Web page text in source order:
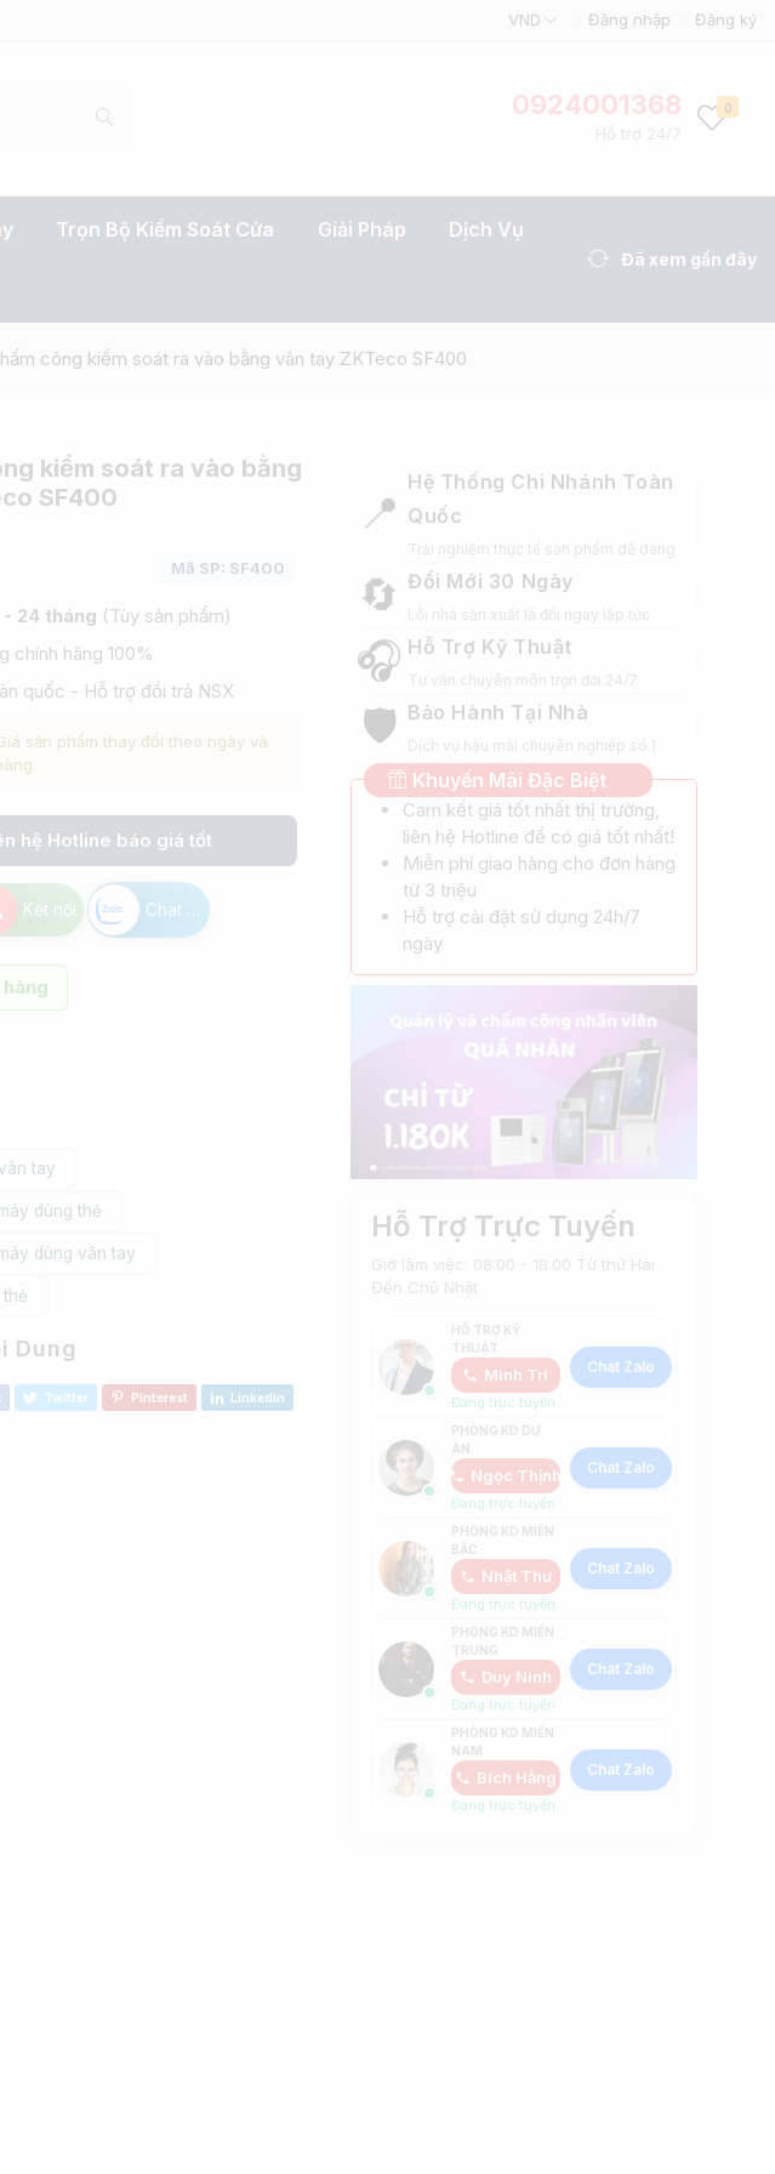
VND Đăng nhập Đăng ký
0924001368 0
Trọn Bộ Kiểm Soát Cửa Giải Pháp Dịch Vụ
Đã xem gần đây
công kiểm soát ra vào bằng vân tay ZKTeco SF400
kiểm soát ra vào bằng
SF400
Mã SP: SF400
- 24 tháng (Tùy sản phẩm)
chính hãng 100%
quốc - Hỗ trợ đổi trả NSX
sản phẩm thay đổi theo ngày và
hệ Hotline báo giá tốt
Kết nối Chat Zalo
tay
dùng thẻ
dùng vân tay
Dung
Twitter Pinterest Linkedin
📍
Hệ Thống Chi Nhánh Toàn
Quốc
Trải nghiệm thực tế sản phẩm dễ dàng
🔄 Đổi Mới 30 Ngày
Lỗi nhà sản xuất là đổi ngay lập tức
🎧 Hỗ Trợ Kỹ Thuật
Tư vấn chuyên môn trọn đời 24/7
🛡️ Bảo Hành Tại Nhà
Dịch vụ hậu mãi chuyên nghiệp số 1
Khuyến Mãi Đặc Biệt
Cam kết giá tốt nhất thị trường,
liên hệ Hotline để có giá tốt nhất!
Miễn phí giao hàng cho đơn hàng
từ 3 triệu
Hỗ trợ cài đặt sử dụng 24h/7
ngày
Hỗ Trợ Trực Tuyến
Giờ làm việc: 08:00 - 18:00 Từ thứ Hai
Đến Chủ Nhật
HỖ TRỢ KỸ
THUẬT
Minh Trí
Đang trực tuyến
Chat Zalo
PHÒNG KD DỰ
ÁN
Ngọc Thịnh
Đang trực tuyến
Chat Zalo
PHÒNG KD MIỀN
BẮC
Nhật Thư
Đang trực tuyến
Chat Zalo
PHÒNG KD MIỀN
TRUNG
Duy Ninh
Đang trực tuyến
Chat Zalo
PHÒNG KD MIỀN
NAM
Bích Hằng
Đang trực tuyến
Chat Zalo